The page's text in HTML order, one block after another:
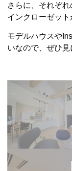
さらに、それぞ
インクローゼット
モデルハウスや
いなので、ぜひ見